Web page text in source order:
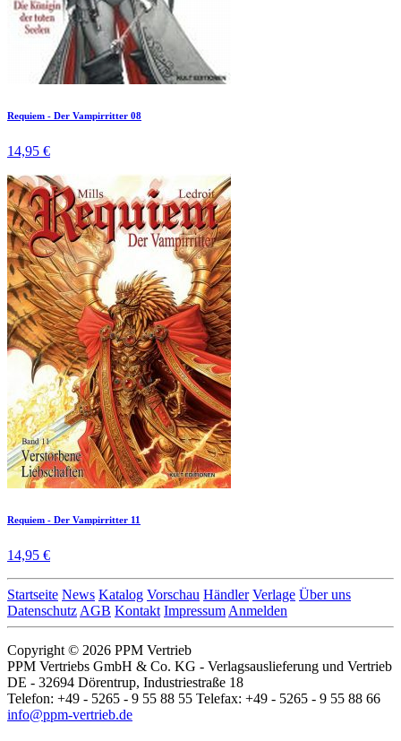
Requiem - Der Vampirritter 08
14,95 €
Requiem - Der Vampirritter 11
14,95 €
Startseite News Katalog Vorschau Händler Verlage Über uns
Datenschutz AGB Kontakt Impressum Anmelden
Copyright © 2026 PPM Vertrieb
PPM Vertriebs GmbH & Co. KG - Verlagsauslieferung und Vertrieb
DE - 32694 Dörentrup, Industriestraße 18
Telefon: +49 - 5265 - 9 55 88 55 Telefax: +49 - 5265 - 9 55 88 66
info@ppm-vertrieb.de